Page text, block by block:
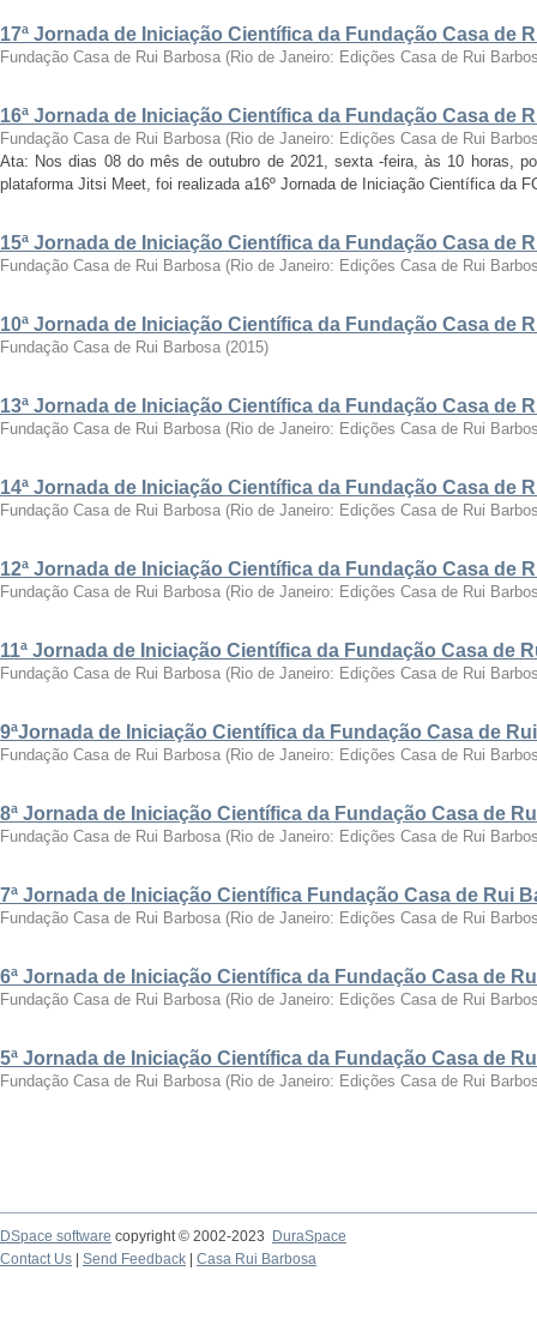
17ª Jornada de Iniciação Científica da Fundação Casa de
Fundação Casa de Rui Barbosa (Rio de Janeiro: Edições Casa de Rui
16ª Jornada de Iniciação Científica da Fundação Casa de
Fundação Casa de Rui Barbosa (Rio de Janeiro: Edições Casa de Rui
Ata: Nos dias 08 do mês de outubro de 2021, sexta -feira, às 10 horas,
plataforma Jitsi Meet, foi realizada a16º Jornada de Iniciação Científica da
15ª Jornada de Iniciação Científica da Fundação Casa de
Fundação Casa de Rui Barbosa (Rio de Janeiro: Edições Casa de Rui
10ª Jornada de Iniciação Científica da Fundação Casa de
Fundação Casa de Rui Barbosa (2015)
13ª Jornada de Iniciação Científica da Fundação Casa de
Fundação Casa de Rui Barbosa (Rio de Janeiro: Edições Casa de Rui
14ª Jornada de Iniciação Científica da Fundação Casa de
Fundação Casa de Rui Barbosa (Rio de Janeiro: Edições Casa de Rui
12ª Jornada de Iniciação Científica da Fundação Casa de
Fundação Casa de Rui Barbosa (Rio de Janeiro: Edições Casa de Rui
11ª Jornada de Iniciação Científica da Fundação Casa de
Fundação Casa de Rui Barbosa (Rio de Janeiro: Edições Casa de Rui
9ªJornada de Iniciação Científica da Fundação Casa de
Fundação Casa de Rui Barbosa (Rio de Janeiro: Edições Casa de Rui
8ª Jornada de Iniciação Científica da Fundação Casa de
Fundação Casa de Rui Barbosa (Rio de Janeiro: Edições Casa de Rui
7ª Jornada de Iniciação Científica Fundação Casa de Rui
Fundação Casa de Rui Barbosa (Rio de Janeiro: Edições Casa de Rui
6ª Jornada de Iniciação Científica da Fundação Casa de
Fundação Casa de Rui Barbosa (Rio de Janeiro: Edições Casa de Rui
5ª Jornada de Iniciação Científica da Fundação Casa de
Fundação Casa de Rui Barbosa (Rio de Janeiro: Edições Casa de Rui
DSpace software copyright © 2002-2023
DuraSpace
Contact Us
Send Feedback Casa Rui Barbosa